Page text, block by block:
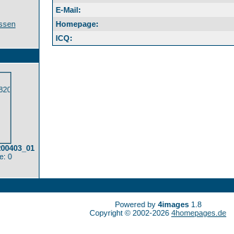
0
E-Mail:
Homepage:
ICQ:
Powered by 4images1.8
Copyright © 2002-2026 4homepages.de